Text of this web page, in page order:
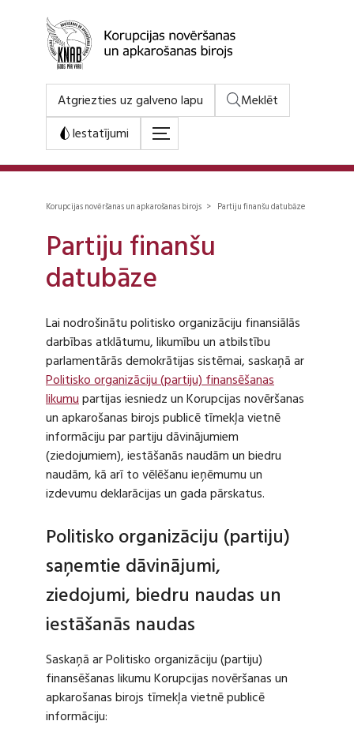
Atgriezties uz galveno lapu
Meklēt
Iestatījumi
Korupcijas novēršanas un apkarošanas birojs > Partiju finanšu datubāze
Partiju finanšu
datubāze
Lai nodrošinātu politisko organizāciju finansiālās
darbības atklātumu, likumību un atbilstību
parlamentārās demokrātijas sistēmai, saskaņā ar
Politisko organizāciju (partiju) finansēšanas
likumupartijas iesniedz un Korupcijas novēršanas
un apkarošanas birojs publicē tīmekļa vietnē
informāciju par partiju dāvinājumiem
(ziedojumiem), iestāšanās naudām un biedru
naudām, kā arī to vēlēšanu ieņēmumu un
izdevumu deklarācijas un gada pārskatus.
Politisko organizāciju (partiju)
saņemtie dāvinājumi,
ziedojumi, biedru naudas un
iestāšanās naudas
Saskaņā ar Politisko organizāciju (partiju)
finansēšanas likumu Korupcijas novēršanas un
apkarošanas birojs tīmekļa vietnē publicē
informāciju: